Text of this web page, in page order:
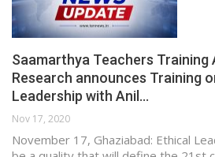
Saamarthya Teachers Training
Research announces Training
Leadership with Anil…
Nov 17, 2020
November 17, Ghaziabad: Ethical